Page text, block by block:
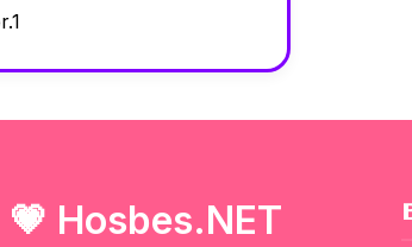
1
💗 Hosbes.NET